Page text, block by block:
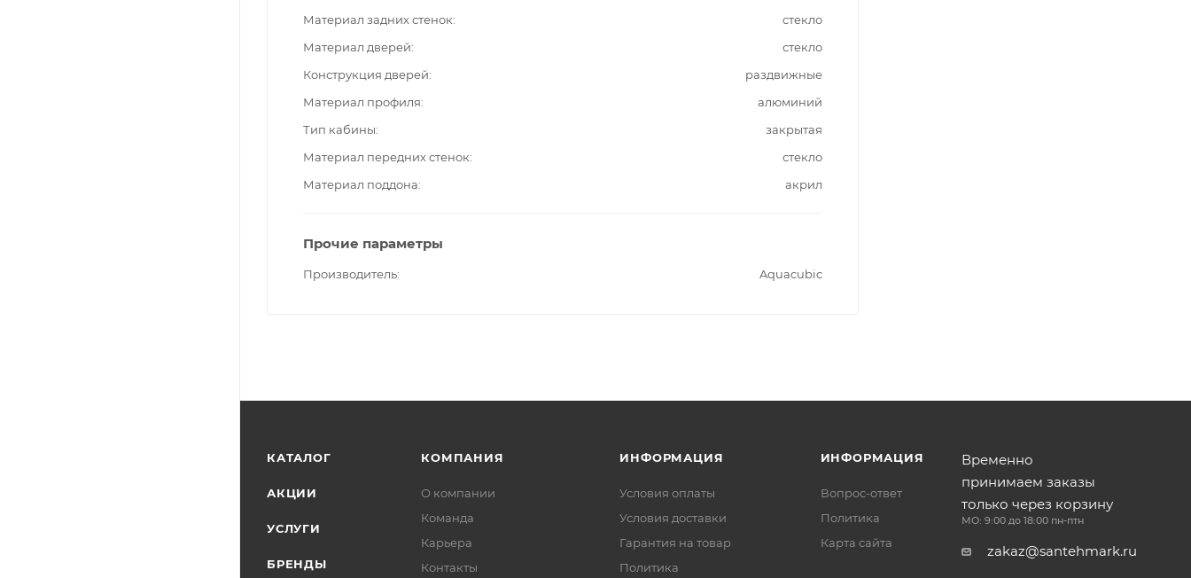
Материал задних стенок
стекло
Материал дверей
стекло
Конструкция дверей
раздвижные
Материал профиля
алюминий
Тип кабины
закрытая
Материал передних стенок
стекло
Материал поддона
акрил
Прочие параметры
Производитель Aquacubic
КАТАЛОГ
АКЦИИ
УСЛУГИ
БРЕНДЫ
КОМПАНИЯ
О компании
Команда
Карьера
Контакты
ИНФОРМАЦИЯ
Условия оплаты
Условия доставки
Гарантия на товар
Политика
ИНФОРМАЦИЯ
Вопрос-ответ
Политика
Карта сайта
Временно
принимаем заказы
только через корзину
МО: 9:00 до 18:00 пн-птн
zakaz@santehmark.ru